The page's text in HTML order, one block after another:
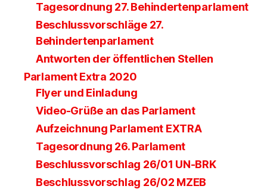
Tagesordnung 27. Behindertenparlament
Beschlussvorschläge 27.
Behindertenparlament
Antworten der öffentlichen Stellen
Parlament Extra 2020
Flyer und Einladung
Video-Grüße an das Parlament
Aufzeichnung Parlament EXTRA
Tagesordnung 26. Parlament
Beschlussvorschlag 26/01 UN-BRK
Beschlussvorschlag 26/02 MZEB